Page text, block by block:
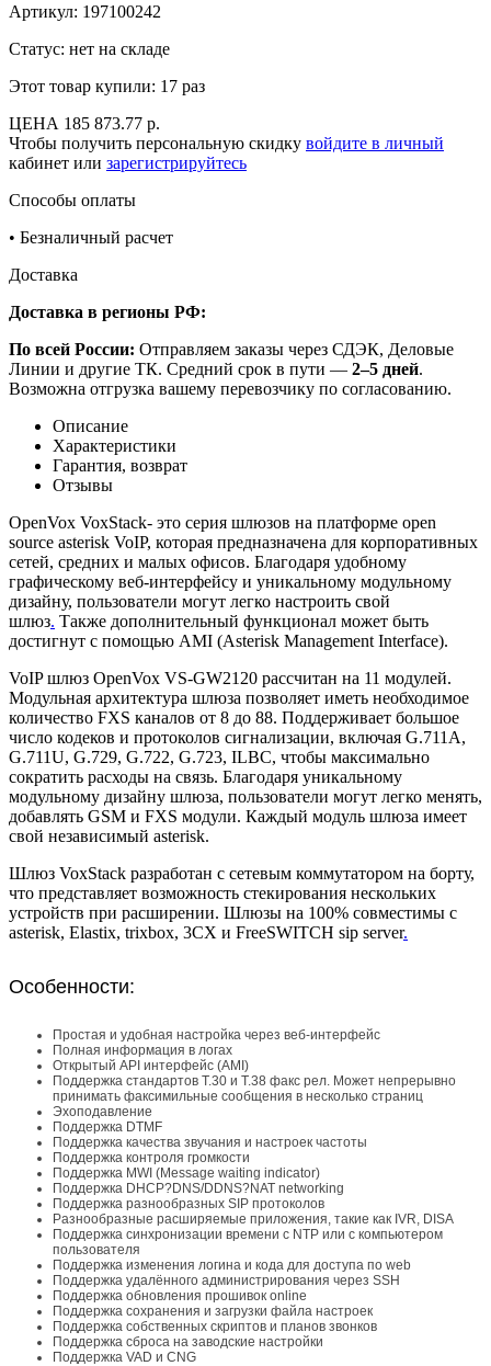
Артикул: 197100242
Статус: нет на складе
Этот товар купили: 17 раз
ЦЕНА 185 873.77 р.
Чтобы получить персональную скидку войдите в личный
кабинет или зарегистрируйтесь
Способы оплаты
• Безналичный расчет
Доставка
Доставка в регионы РФ:
По всей России: Отправляем заказы через СДЭК, Деловые
Линии и другие ТК. Средний срок в пути — 2–5 дней.
Возможна отгрузка вашему перевозчику по согласованию.
Описание
Характеристики
Гарантия, возврат
Отзывы
OpenVox VoxStack- это серия шлюзов на платформе open
source asterisk VoIP, которая предназначена для корпоративных
сетей, средних и малых офисов. Благодаря удобному
графическому веб-интерфейсу и уникальному модульному
дизайну, пользователи могут легко настроить свой
шлюз. Также дополнительный функционал может быть
достигнут с помощью AMI (Asterisk Management Interface).
VoIP шлюз OpenVox VS-GW2120 рассчитан на 11 модулей.
Модульная архитектура шлюза позволяет иметь необходимое
количество FXS каналов от 8 до 88. Поддерживает большое
число кодеков и протоколов сигнализации, включая G.711A,
G.711U, G.729, G.722, G.723, ILBC, чтобы максимально
сократить расходы на связь. Благодаря уникальному
модульному дизайну шлюза, пользователи могут легко менять,
добавлять GSM и FXS модули. Каждый модуль шлюза имеет
свой независимый asterisk.
Шлюз VoxStack разработан с сетевым коммутатором на борту,
что представляет возможность стекирования нескольких
устройств при расширении. Шлюзы на 100% совместимы с
asterisk, Elastix, trixbox, 3CX и FreeSWITCH sip server.
Особенности:
Простая и удобная настройка через веб-интерфейс
Полная информация в логах
Открытый API интерфейс (AMI)
Поддержка стандартов T.30 и T.38 факс рел. Может непрерывно
принимать факсимильные сообщения в несколько страниц
Эхоподавление
Поддержка DTMF
Поддержка качества звучания и настроек частоты
Поддержка контроля громкости
Поддержка MWI (Message waiting indicator)
Поддержка DHCP?DNS/DDNS?NAT networking
Поддержка разнообразных SIP протоколов
Разнообразные расширяемые приложения, такие как IVR, DISA
Поддержка синхронизации времени с NTP или с компьютером
пользователя
Поддержка изменения логина и кода для доступа по web
Поддержка удалённого администрирования через SSH
Поддержка обновления прошивок online
Поддержка сохранения и загрузки файла настроек
Поддержка собственных скриптов и планов звонков
Поддержка сброса на заводские настройки
Поддержка VAD и CNG